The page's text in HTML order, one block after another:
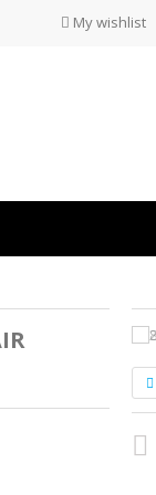
My wishlist